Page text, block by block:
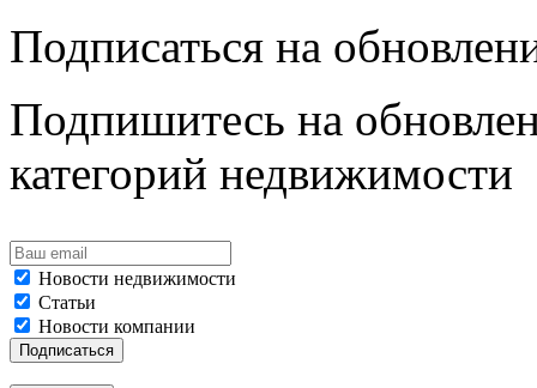
Подписаться на
Подпишитесь на
категорий недвижимости
Новости недвижимости
Статьи
Новости компании